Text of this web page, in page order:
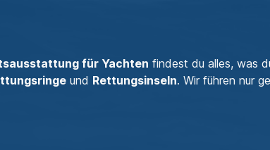
für Yachten findest du alles, was
und Rettungsinseln. Wir führen nur